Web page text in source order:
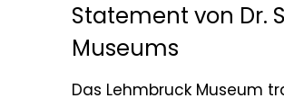
Statement von Dr.
Museums
Das Lehmbruck Museum